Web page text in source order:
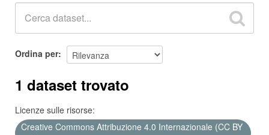
Ordina per
1 dataset trovato
Licenze sulle risorse:
Creative Commons Attribuzione 4.0 Internazionale (CC BY